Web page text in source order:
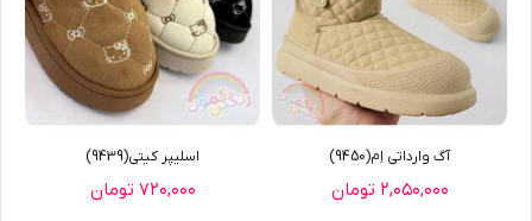
آگ وارداتي اِم(9450)
۲,۰۵۰,۰۰۰ تومان
اسليپر کيتي(9439)
۷۲۰,۰۰۰ تومان